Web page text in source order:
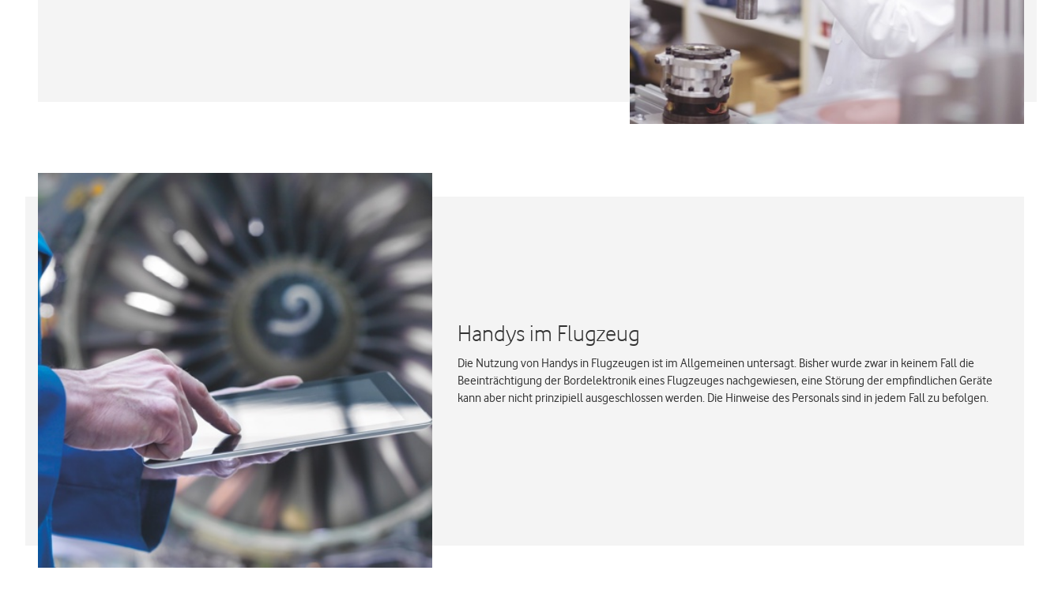
Handys im Flugzeug
Die Nutzung von Handys in Flugzeugen ist im Allgemeinen untersagt. Bisher wurde zwar in keinem Fall die
Beeinträchtigung der Bordelektronik eines Flugzeuges nachgewiesen, eine Störung der empfindlichen Geräte
kann aber nicht prinzipiell ausgeschlossen werden. Die Hinweise des Personals sind in jedem Fall zu befolgen.